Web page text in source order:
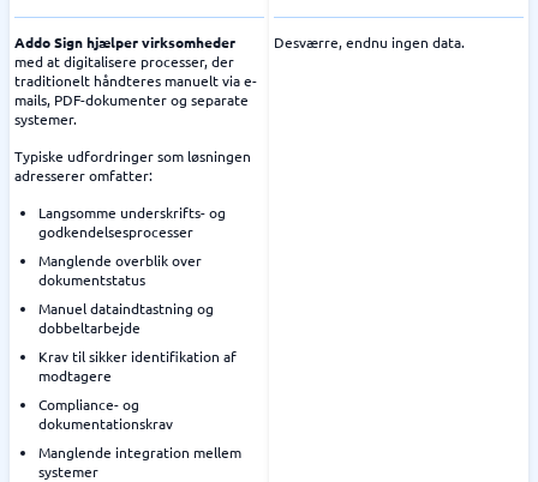
Addo Sign hjælper virksomheder
med at digitalisere processer, der
traditionelt håndteres manuelt via e-
mails, PDF-dokumenter og separate
systemer.
Typiske udfordringer som løsningen
adresserer omfatter:
Langsomme underskrifts- og
godkendelsesprocesser
Manglende overblik over
dokumentstatus
Manuel dataindtastning og
dobbeltarbejde
Krav til sikker identifikation af
modtagere
Compliance- og
dokumentationskrav
Manglende integration mellem
systemer
Desværre, endnu ingen data.